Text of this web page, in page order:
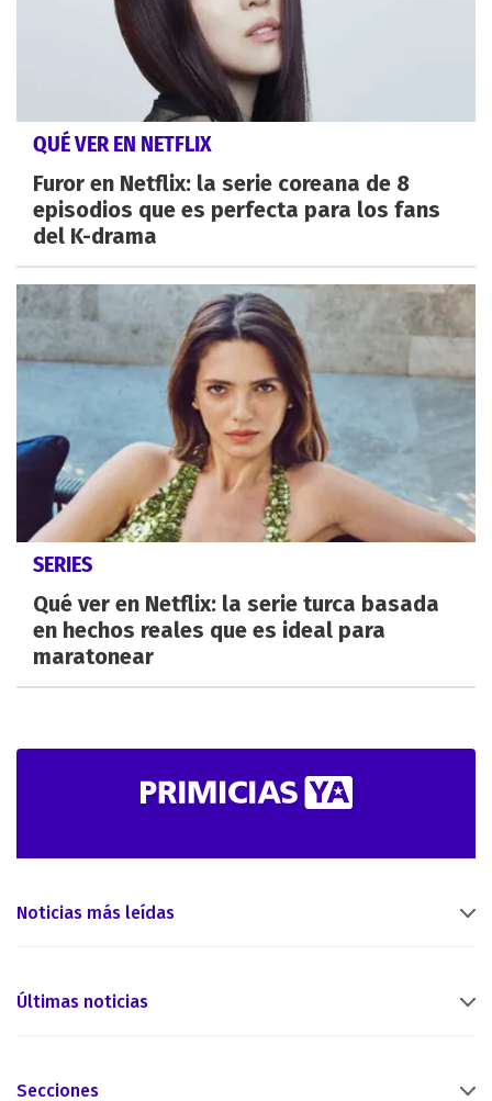
QUÉ VER EN NETFLIX
Furor en Netflix: la serie coreana de 8
episodios que es perfecta para los fans
del K-drama
SERIES
Qué ver en Netflix: la serie turca basada
en hechos reales que es ideal para
maratonear
Noticias más leídas
Últimas noticias
Secciones